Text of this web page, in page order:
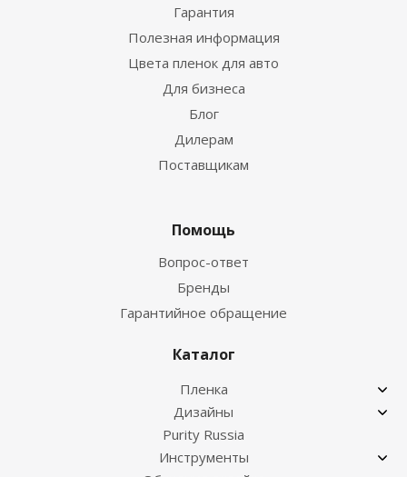
Гарантия
Полезная информация
Цвета пленок для авто
Для бизнеса
Блог
Дилерам
Поставщикам
Помощь
Вопрос-ответ
Бренды
Гарантийное обращение
Каталог
Пленка
Дизайны
Purity Russia
Инструменты